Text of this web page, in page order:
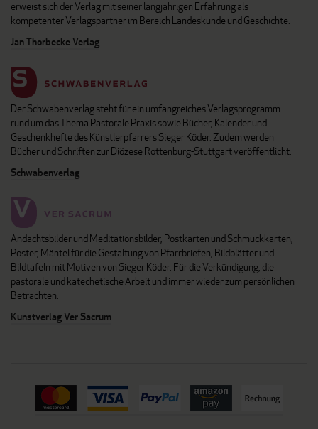
erweist sich der Verlag mit seiner langjährigen Erfahrung als
kompetenter Verlagspartner im Bereich Landeskunde und Geschichte.
Jan Thorbecke Verlag
Der Schwabenverlag steht für ein umfangreiches Verlagsprogramm
rund um das Thema Pastorale Praxis sowie Bücher, Kalender und
Geschenkhefte des Künstlerpfarrers Sieger Köder. Zudem werden
Bücher und Schriften zur Diözese Rottenburg-Stuttgart veröffentlicht.
Schwabenverlag
Andachtsbilder und Meditationsbilder, Postkarten und Schmuckkarten,
Poster, Mäntel für die Gestaltung von Pfarrbriefen, Bildblätter und
Bildtafeln mit Motiven von Sieger Köder. Für die Verkündigung, die
pastorale und katechetische Arbeit und immer wieder zum persönlichen
Betrachten.
Kunstverlag Ver Sacrum